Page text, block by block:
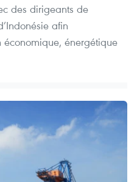
des dirigeants de
afin
énergétique